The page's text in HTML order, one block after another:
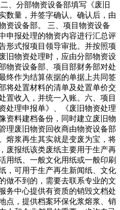
、分部物资设备部填写《废旧
数量，并签字确认。确认后，由
资设备部。 三、项目物资设备
申报处理的物资内容进行汇总评
形式报项目领导审批。并按照项
旧物资处理时，应由分部物资设
物资设备部、项目部财务部对处
终作为结算依据的单据上共同签
将处置材料的清单及处置单价交
置收入，并统一入账。六、项目
处理申报单》、《废旧物资处理
资料建档备份，同时建立废旧物
理废旧物资回收商由物资设备部
熔浆再生其实就是变废为宝，将
废报纸该类废纸主要用于生产再
用纸、一般文化用纸或一般印刷
，可用于生产再生新闻纸、文化
做不到的，需要去联系专业的文
务中心提供有资质的销毁文档处
点，提供档案环保化浆熔浆、销